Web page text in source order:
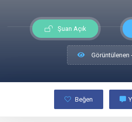
Şuan Açık
Görüntülenen
Beğen